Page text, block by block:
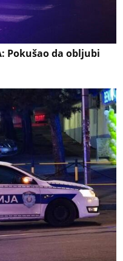
Pokušao da obljubi